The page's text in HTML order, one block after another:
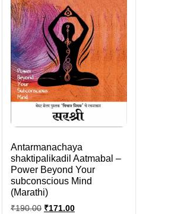
Antarmanachaya
shaktipalikadil Aatmabal –
Power Beyond Your
subconscious Mind
(Marathi)
₹190.00 ₹171.00